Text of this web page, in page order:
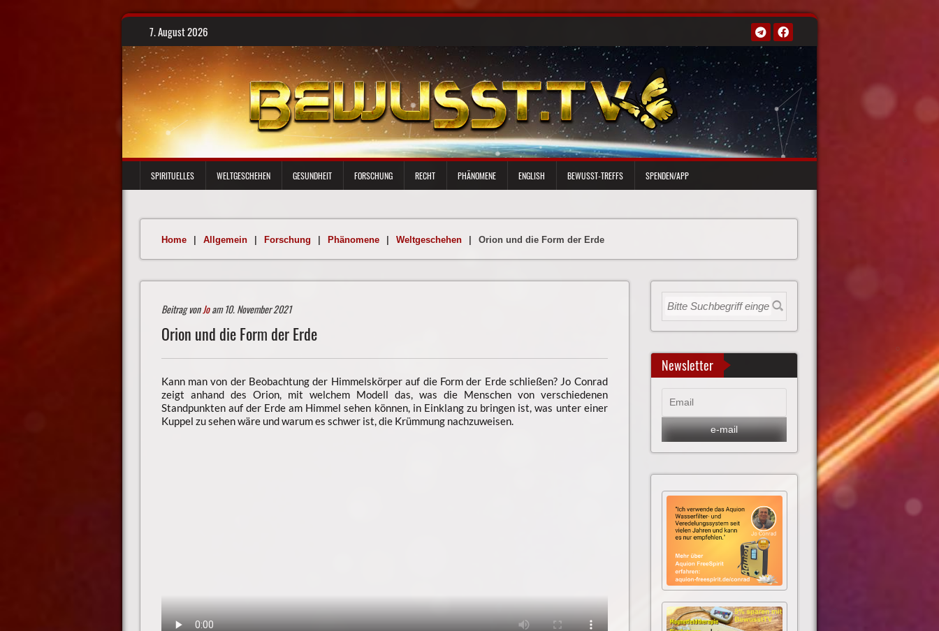
Skip
content
7. August 2026
SPIRITUELLES WELTGESCHEHEN GESUNDHEIT FORSCHUNG RECHT PHÄNOMENE ENGLISH BEWUSST-TREFFS SPENDEN/APP
Home Allgemein Forschung Phänomene Weltgeschehen Orion und die Form der Erde
Beitrag vonJoam 10. November 2021
Orion und die Form der Erde
Kann man von der Beobachtung der Himmelskörper auf die Form der Erde schließen? Jo Conrad
zeigt anhand des Orion, mit welchem Modell das, was die Menschen von verschiedenen
Standpunkten auf der Erde am Himmel sehen können, in Einklang zu bringen ist, was unter einer
Kuppel zu sehen wäre und warum es schwer ist, die Krümmung nachzuweisen.
Newsletter